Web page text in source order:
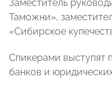
Заместитель
Таможни»,
«Сибирское
Спикерами выступят
банков и